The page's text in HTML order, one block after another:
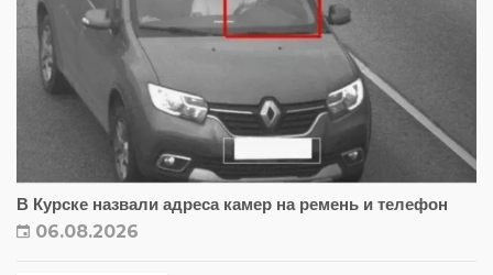
В Курске назвали адреса камер на ремень и телефон
06.08.2026